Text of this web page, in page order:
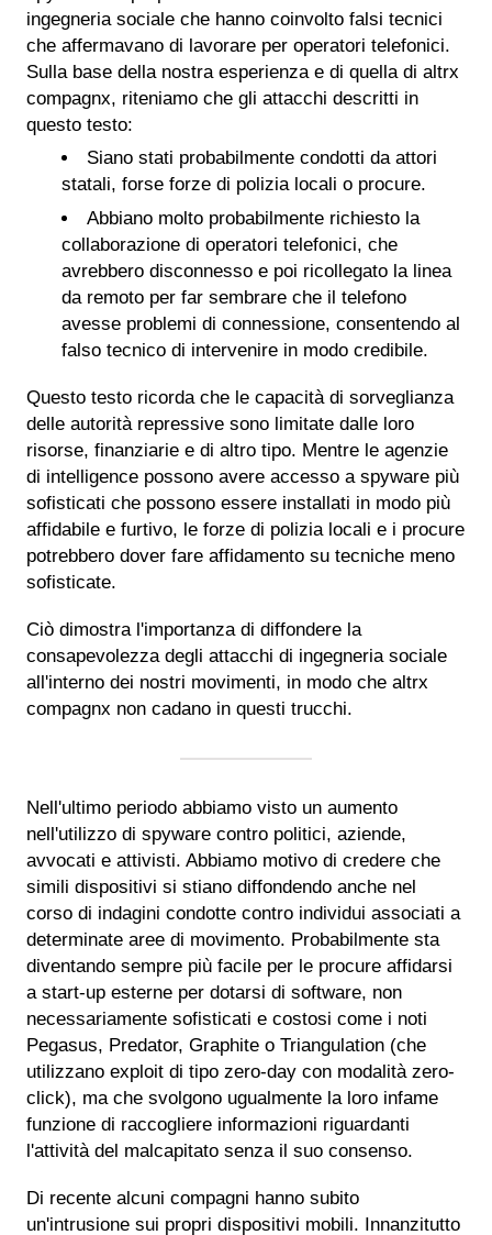
ingegneria sociale che hanno coinvolto falsi tecnici
che affermavano di lavorare per operatori telefonici.
Sulla base della nostra esperienza e di quella di altrx
compagnx, riteniamo che gli attacchi descritti in
questo testo:
Siano stati probabilmente condotti da attori
statali, forse forze di polizia locali o procure.
Abbiano molto probabilmente richiesto la
collaborazione di operatori telefonici, che
avrebbero disconnesso e poi ricollegato la linea
da remoto per far sembrare che il telefono
avesse problemi di connessione, consentendo al
falso tecnico di intervenire in modo credibile.
Questo testo ricorda che le capacità di sorveglianza
delle autorità repressive sono limitate dalle loro
risorse, finanziarie e di altro tipo. Mentre le agenzie
di intelligence possono avere accesso a spyware più
sofisticati che possono essere installati in modo più
affidabile e furtivo, le forze di polizia locali e i procure
potrebbero dover fare affidamento su tecniche meno
sofisticate.
Ciò dimostra l'importanza di diffondere la
consapevolezza degli attacchi di ingegneria sociale
all'interno dei nostri movimenti, in modo che altrx
compagnx non cadano in questi trucchi.
Nell'ultimo periodo abbiamo visto un aumento
nell'utilizzo di spyware contro politici, aziende,
avvocati e attivisti. Abbiamo motivo di credere che
simili dispositivi si stiano diffondendo anche nel
corso di indagini condotte contro individui associati a
determinate aree di movimento. Probabilmente sta
diventando sempre più facile per le procure affidarsi
a start-up esterne per dotarsi di software, non
necessariamente sofisticati e costosi come i noti
Pegasus, Predator, Graphite o Triangulation (che
utilizzano exploit di tipo zero-day con modalità zero-
click), ma che svolgono ugualmente la loro infame
funzione di raccogliere informazioni riguardanti
l'attività del malcapitato senza il suo consenso.
Di recente alcuni compagni hanno subito
un'intrusione sui propri dispositivi mobili. Innanzitutto